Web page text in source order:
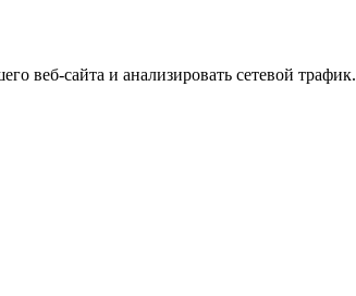
веб-сайта и анализировать сетевой трафик.